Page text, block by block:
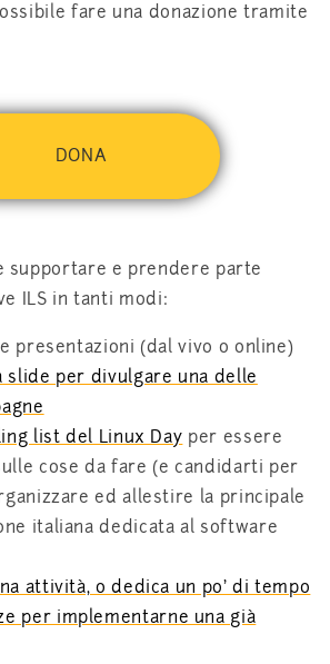
fare una donazione tramite
DONA
supportare e prendere parte
ILS in tanti modi:
presentazioni (dal vivo o online)
slide per divulgare una delle
list del Linux Day per essere
cose da fare (e candidarti per
ed allestire la principale
italiana dedicata al software
attività, o dedica un po' di tempo
per implementarne una già